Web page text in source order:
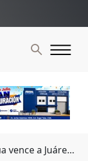
vence a Juárez y